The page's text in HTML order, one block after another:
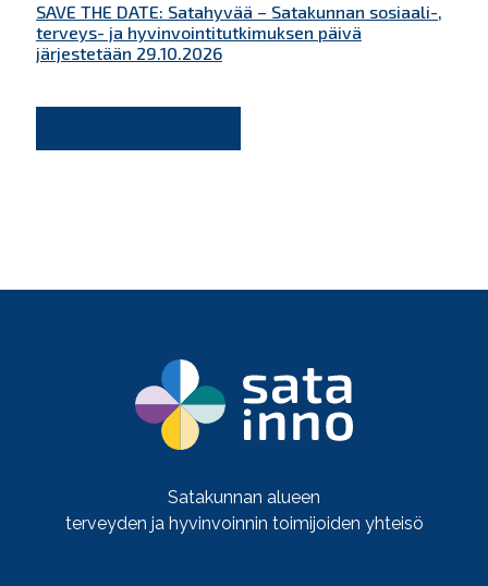
SAVE THE DATE: Satahyvää – Satakunnan sosiaali-,
terveys- ja hyvinvointitutkimuksen päivä
järjestetään 29.10.2026
Satakunnan alueen
terveyden ja hyvinvoinnin toimijoiden yhteisö